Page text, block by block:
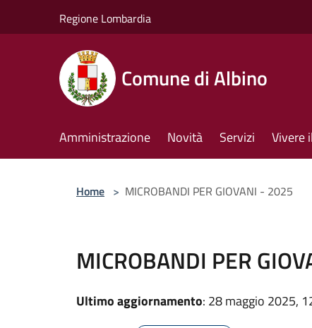
Regione Lombardia
Comune di Albino
Amministrazione Novità Servizi Vivere
Home > MICROBANDI PER GIOVANI - 2025
MICROBANDI PER
Ultimo aggiornamento: 28 maggio 2025,